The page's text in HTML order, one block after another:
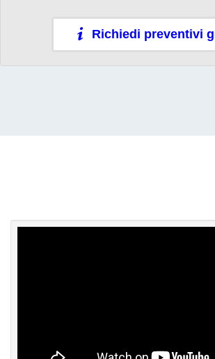
Richiedi preventivi